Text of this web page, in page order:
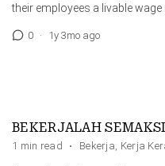
their employees a livable wage
0 · 1y 3mo ago
1 min read · Bekerja, Kerja